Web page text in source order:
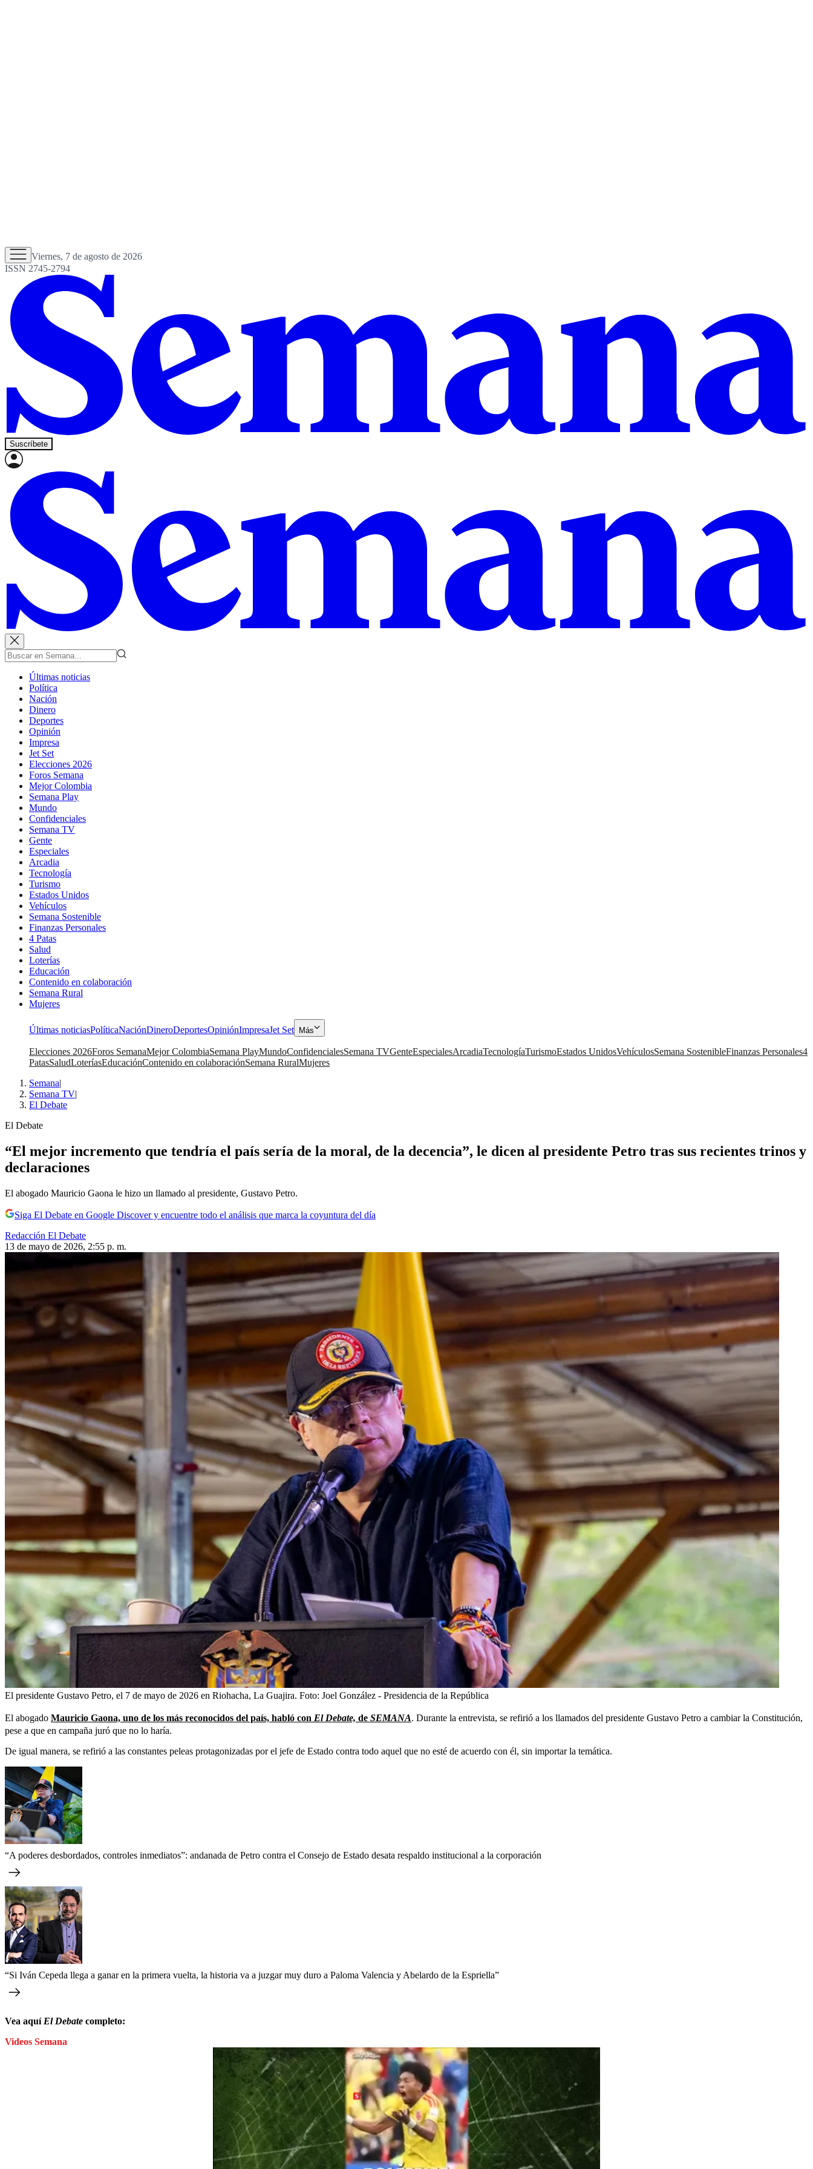
Viernes, 7 de agosto de 2026
ISSN 2745-2794
Suscríbete
Últimas noticias
Política
Nación
Dinero
Deportes
Opinión
Impresa
Jet Set
Elecciones 2026
Foros Semana
Mejor Colombia
Semana Play
Mundo
Confidenciales
Semana TV
Gente
Especiales
Arcadia
Tecnología
Turismo
Estados Unidos
Vehículos
Semana Sostenible
Finanzas Personales
4 Patas
Salud
Loterías
Educación
Contenido en colaboración
Semana Rural
Mujeres
Últimas noticiasPolíticaNaciónDineroDeportesOpiniónImpresaJet Set Más
Elecciones 2026Foros SemanaMejor ColombiaSemana PlayMundoConfidencialesSemana TVGenteEspecialesArcadiaTecnologíaTurismoEstados UnidosVehículosSemana SostenibleFinanzas Personales4
PatasSaludLoteríasEducaciónContenido en colaboraciónSemana RuralMujeres
Semana|
Semana TV|
El Debate
El Debate
“El mejor incremento que tendría el país sería de la moral, de la decencia”, le dicen al presidente Petro tras sus recientes trinos y
declaraciones
El abogado Mauricio Gaona le hizo un llamado al presidente, Gustavo Petro.
Siga El Debate en Google Discover y encuentre todo el análisis que marca la coyuntura del día
Redacción El Debate
13 de mayo de 2026, 2:55 p. m.
El presidente Gustavo Petro, el 7 de mayo de 2026 en Riohacha, La Guajira. Foto: Joel González - Presidencia de la República
El abogado Mauricio Gaona, uno de los más reconocidos del país, habló con El Debate, de SEMANA. Durante la entrevista, se refirió a los llamados del presidente Gustavo Petro a cambiar la Constitución,
pese a que en campaña juró que no lo haría.
De igual manera, se refirió a las constantes peleas protagonizadas por el jefe de Estado contra todo aquel que no esté de acuerdo con él, sin importar la temática.
“A poderes desbordados, controles inmediatos”: andanada de Petro contra el Consejo de Estado desata respaldo institucional a la corporación
“Si Iván Cepeda llega a ganar en la primera vuelta, la historia va a juzgar muy duro a Paloma Valencia y Abelardo de la Espriella”
Vea aquíEl Debate completo:
Videos Semana